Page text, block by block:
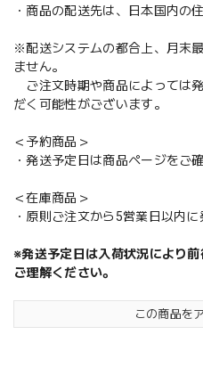
・商品の配送先は、日本国内の
※配送システムの都合上、月末
ません。
ご注文時期や商品によっては
だく可能性がございます。
＜予約商品＞
・発送予定日は商品ページをご
＜在庫商品＞
・原則ご注文から5営業日以内に
※発送予定日は入荷状況により
ご理解ください。
この商品を